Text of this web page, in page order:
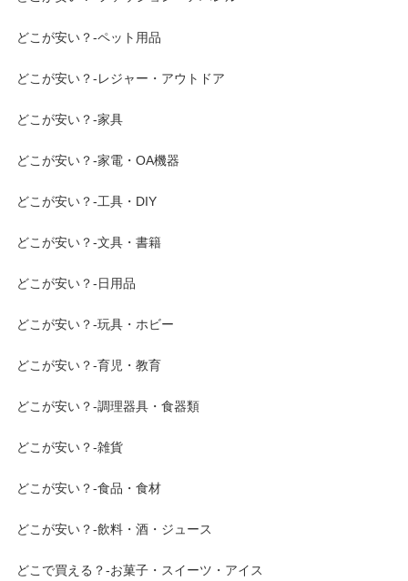
どこが安い？-ペット用品
どこが安い？-レジャー・アウトドア
どこが安い？-家具
どこが安い？-家電・OA機器
どこが安い？-工具・DIY
どこが安い？-文具・書籍
どこが安い？-日用品
どこが安い？-玩具・ホビー
どこが安い？-育児・教育
どこが安い？-調理器具・食器類
どこが安い？-雑貨
どこが安い？-食品・食材
どこが安い？-飲料・酒・ジュース
どこで買える？-お菓子・スイーツ・アイス